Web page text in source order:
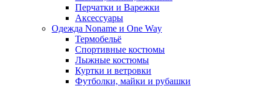
Перчатки и Варежки
Аксессуары
Одежда Noname и One Way
Термобельё
Спортивные костюмы
Лыжные костюмы
Куртки и ветровки
Футболки, майки и рубашки